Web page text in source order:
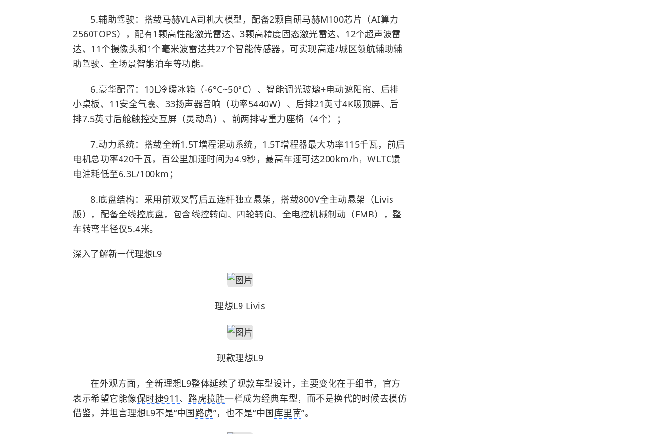
5.辅助驾驶：搭载马赫VLA司机大模型，配备2颗自研马赫M100芯片（AI算力
2560TOPS），配有1颗高性能激光雷达、3颗高精度固态激光雷达、12个超声波雷
达、11个摄像头和1个毫米波雷达共27个智能传感器，可实现高速/城区领航辅助辅
助驾驶、全场景智能泊车等功能。
6.豪华配置：10L冷暖冰箱（-6°C~50°C）、智能调光玻璃+电动遮阳帘、后排
小桌板、11安全气囊、33扬声器音响（功率5440W）、后排21英寸4K吸顶屏、后
排7.5英寸后舱触控交互屏（灵动岛）、前两排零重力座椅（4个）；
7.动力系统：搭载全新1.5T增程混动系统，1.5T增程器最大功率115千瓦，前后
电机总功率420千瓦，百公里加速时间为4.9秒，最高车速可达200km/h，WLTC馈
电油耗低至6.3L/100km；
8.底盘结构：采用前双叉臂后五连杆独立悬架，搭载800V全主动悬架（Livis
版），配备全线控底盘，包含线控转向、四轮转向、全电控机械制动（EMB），整
车转弯半径仅5.4米。
深入了解新一代理想L9
理想L9 Livis
现款理想L9
在外观方面，全新理想L9整体延续了现款车型设计，主要变化在于细节，官方
表示希望它能像保时捷911 、 路虎揽胜一样成为经典车型，而不是换代的时候去模仿
借鉴，并坦言理想L9不是“中国路虎”，也不是“中国库里南”。